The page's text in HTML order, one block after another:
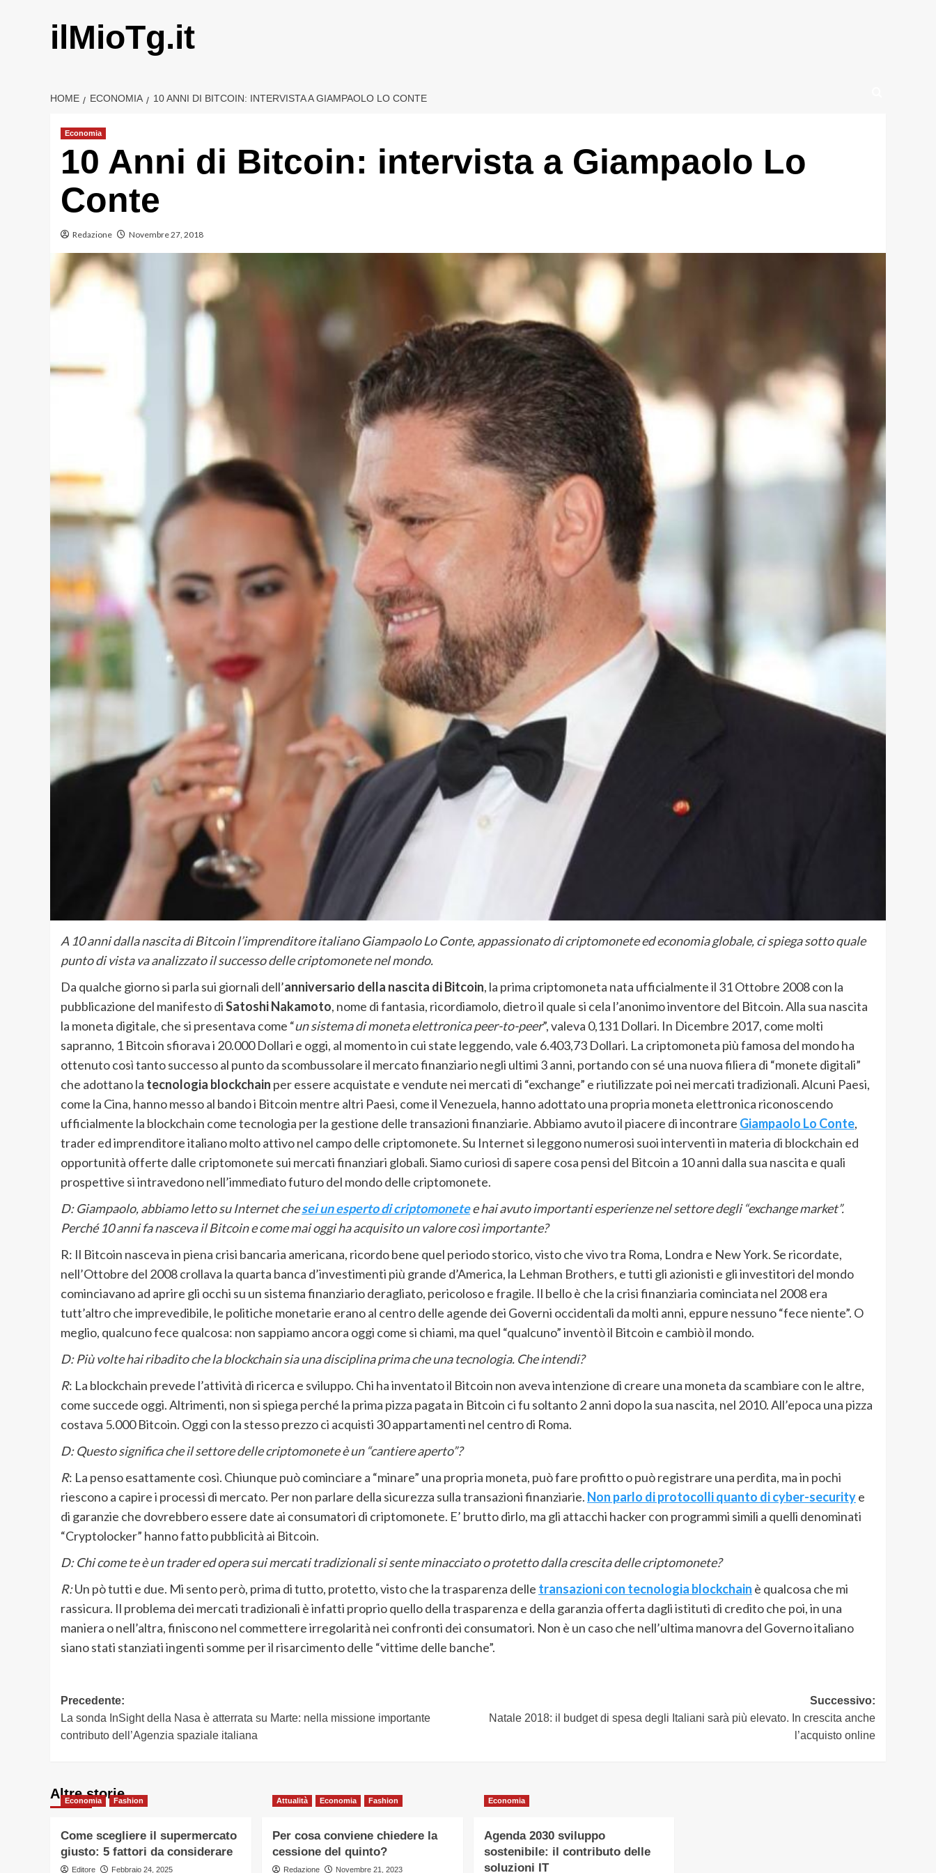
ilMioTg.it
HOME ECONOMIA 10 ANNI DI BITCOIN: INTERVISTA A GIAMPAOLO LO CONTE
Economia
10 Anni di Bitcoin: intervista a Giampaolo Lo
Conte
Redazione Novembre 27, 2018
A 10 anni dalla nascita di Bitcoin l’imprenditore italiano Giampaolo Lo Conte, appassionato di criptomonete ed economia globale, ci spiega sotto quale
punto di vista va analizzato il successo delle criptomonete nel mondo.
Da qualche giorno si parla sui giornali dell’anniversario della nascita di Bitcoin, la prima criptomoneta nata ufficialmente il 31 Ottobre 2008 con la
pubblicazione del manifesto diSatoshi Nakamoto, nome di fantasia, ricordiamolo, dietro il quale si cela l’anonimo inventore del Bitcoin. Alla sua nascita
la moneta digitale, che si presentava come “un sistema di moneta elettronica peer-to-peer”, valeva 0,131 Dollari. In Dicembre 2017, come molti
sapranno, 1 Bitcoin sfiorava i 20.000 Dollari e oggi, al momento in cui state leggendo, vale 6.403,73 Dollari. La criptomoneta più famosa del mondo ha
ottenuto così tanto successo al punto da scombussolare il mercato finanziario negli ultimi 3 anni, portando con sé una nuova filiera di “monete digitali”
che adottano la tecnologia blockchain per essere acquistate e vendute nei mercati di “exchange” e riutilizzate poi nei mercati tradizionali. Alcuni Paesi,
come la Cina, hanno messo al bando i Bitcoin mentre altri Paesi, come il Venezuela, hanno adottato una propria moneta elettronica riconoscendo
ufficialmente la blockchain come tecnologia per la gestione delle transazioni finanziarie. Abbiamo avuto il piacere di incontrare Giampaolo Lo Conte,
trader ed imprenditore italiano molto attivo nel campo delle criptomonete. Su Internet si leggono numerosi suoi interventi in materia di blockchain ed
opportunità offerte dalle criptomonete sui mercati finanziari globali. Siamo curiosi di sapere cosa pensi del Bitcoin a 10 anni dalla sua nascita e quali
prospettive si intravedono nell’immediato futuro del mondo delle criptomonete.
D: Giampaolo, abbiamo letto su Internet chesei un esperto di criptomonetee hai avuto importanti esperienze nel settore degli “exchange market”.
Perché 10 anni fa nasceva il Bitcoin e come mai oggi ha acquisito un valore così importante?
R: Il Bitcoin nasceva in piena crisi bancaria americana, ricordo bene quel periodo storico, visto che vivo tra Roma, Londra e New York. Se ricordate,
nell’Ottobre del 2008 crollava la quarta banca d’investimenti più grande d’America, la Lehman Brothers, e tutti gli azionisti e gli investitori del mondo
cominciavano ad aprire gli occhi su un sistema finanziario deragliato, pericoloso e fragile. Il bello è che la crisi finanziaria cominciata nel 2008 era
tutt’altro che imprevedibile, le politiche monetarie erano al centro delle agende dei Governi occidentali da molti anni, eppure nessuno “fece niente”. O
meglio, qualcuno fece qualcosa: non sappiamo ancora oggi come si chiami, ma quel “qualcuno” inventò il Bitcoin e cambiò il mondo.
D: Più volte hai ribadito che la blockchain sia una disciplina prima che una tecnologia. Che intendi?
R: La blockchain prevede l’attività di ricerca e sviluppo. Chi ha inventato il Bitcoin non aveva intenzione di creare una moneta da scambiare con le altre,
come succede oggi. Altrimenti, non si spiega perché la prima pizza pagata in Bitcoin ci fu soltanto 2 anni dopo la sua nascita, nel 2010. All’epoca una pizza
costava 5.000 Bitcoin. Oggi con la stesso prezzo ci acquisti 30 appartamenti nel centro di Roma.
D: Questo significa che il settore delle criptomonete è un “cantiere aperto”?
R: La penso esattamente così. Chiunque può cominciare a “minare” una propria moneta, può fare profitto o può registrare una perdita, ma in pochi
riescono a capire i processi di mercato. Per non parlare della sicurezza sulla transazioni finanziarie. Non parlo di protocolli quanto di cyber-securitye
di garanzie che dovrebbero essere date ai consumatori di criptomonete. E’ brutto dirlo, ma gli attacchi hacker con programmi simili a quelli denominati
“Cryptolocker” hanno fatto pubblicità ai Bitcoin.
D: Chi come te è un trader ed opera sui mercati tradizionali si sente minacciato o protetto dalla crescita delle criptomonete?
R:Un pò tutti e due. Mi sento però, prima di tutto, protetto, visto che la trasparenza delle transazioni con tecnologia blockchain è qualcosa che mi
rassicura. Il problema dei mercati tradizionali è infatti proprio quello della trasparenza e della garanzia offerta dagli istituti di credito che poi, in una
maniera o nell’altra, finiscono nel commettere irregolarità nei confronti dei consumatori. Non è un caso che nell’ultima manovra del Governo italiano
siano stati stanziati ingenti somme per il risarcimento delle “vittime delle banche”.
Navigazione
articolo
Precedente:
La sonda InSight della Nasa è atterrata su Marte: nella missione importante
contributo dell’Agenzia spaziale italiana
Successivo:
Natale 2018: il budget di spesa degli Italiani sarà più elevato. In crescita anche
l’acquisto online
Altre storie
Economia Fashion
Come scegliere il supermercato
giusto: 5 fattori da considerare
Editore Febbraio 24, 2025
Attualità Economia Fashion
Per cosa conviene chiedere la
cessione del quinto?
Redazione Novembre 21, 2023
Economia
Agenda 2030 sviluppo
sostenibile: il contributo delle
soluzioni IT